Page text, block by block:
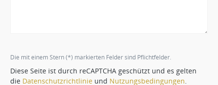
Die mit einem Stern (*) markierten Felder sind Pflichtfelder.
Diese Seite ist durch reCAPTCHA geschützt und es gelten
die Datenschutzrichtlinie und Nutzungsbedingungen